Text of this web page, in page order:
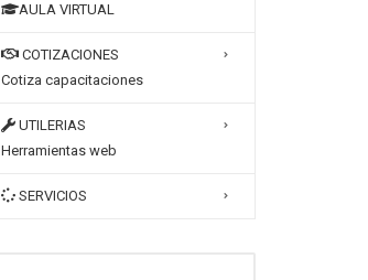
AULA VIRTUAL
COTIZACIONES
Cotiza capacitaciones
UTILERIAS
Herramientas web
SERVICIOS